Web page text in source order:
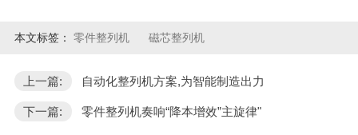
本文标签： 零件整列机 磁芯整列机
上一篇: 自动化整列机方案,为智能制造出力
下一篇: 零件整列机奏响“降本增效”主旋律"